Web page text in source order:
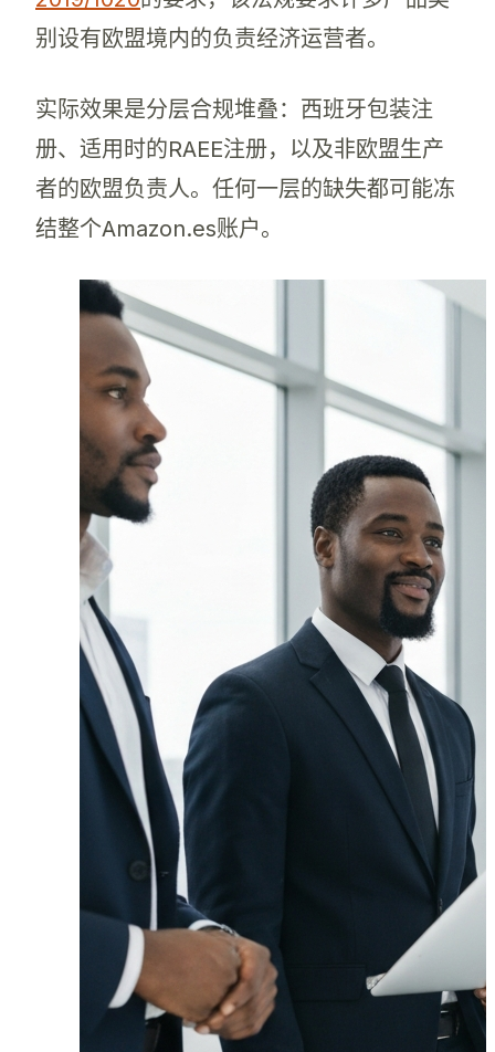
别设有欧盟境内的负责经济运营者。
实际效果是分层合规堆叠：西班牙包装注
册、适用时的RAEE注册，以及非欧盟生产
者的欧盟负责人。任何一层的缺失都可能冻
结整个Amazon.es账户。